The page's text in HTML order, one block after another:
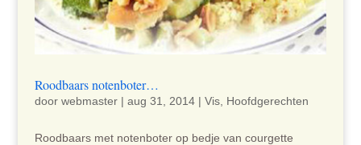
Roodbaars notenboter…
door webmaster| aug 31, 2014| Vis, Hoofdgerechten
Roodbaars met notenboter op bedje van courgette